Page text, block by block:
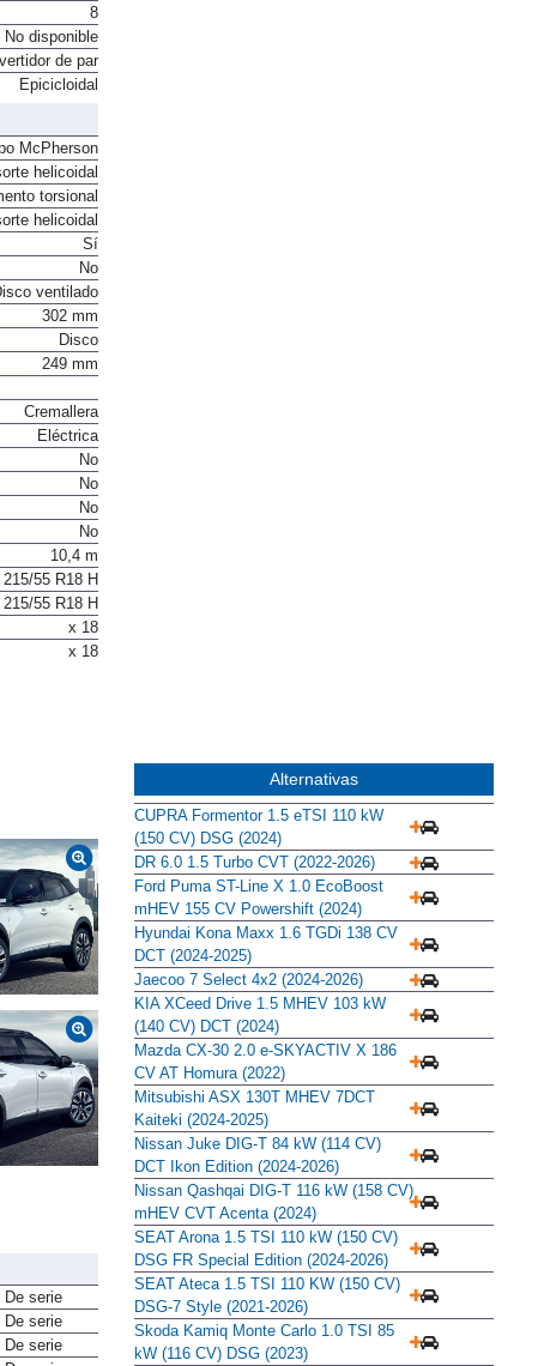
8
No disponible
de par
Epicicloidal
McPherson
helicoidal
torsional
helicoidal
Sí
No
ventilado
302 mm
Disco
249 mm
Cremallera
Eléctrica
No
No
No
No
10,4 m
215/55 R18 H
215/55 R18 H
x 18
x 18
De serie
De serie
De serie
Alternativas
CUPRA Formentor 1.5 eTSI 110 kW
(150 CV) DSG (2024)
DR 6.0 1.5 Turbo CVT (2022-2026)
Ford Puma ST-Line X 1.0 EcoBoost
mHEV 155 CV Powershift (2024)
Hyundai Kona Maxx 1.6 TGDi 138 CV
DCT (2024-2025)
Jaecoo 7 Select 4x2 (2024-2026)
KIA XCeed Drive 1.5 MHEV 103 kW
(140 CV) DCT (2024)
Mazda CX-30 2.0 e-SKYACTIV X 186
CV AT Homura (2022)
Mitsubishi ASX 130T MHEV 7DCT
Kaiteki (2024-2025)
Nissan Juke DIG-T 84 kW (114 CV)
DCT Ikon Edition (2024-2026)
Nissan Qashqai DIG-T 116 kW (158 CV)
mHEV CVT Acenta (2024)
SEAT Arona 1.5 TSI 110 kW (150 CV)
DSG FR Special Edition (2024-2026)
SEAT Ateca 1.5 TSI 110 KW (150 CV)
DSG-7 Style (2021-2026)
Skoda Kamiq Monte Carlo 1.0 TSI 85
kW (116 CV) DSG (2023)